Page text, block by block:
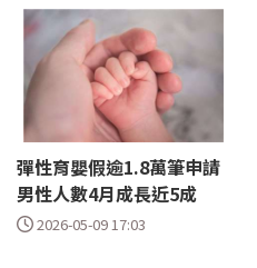
彈性育嬰假逾1.8萬筆申請
男性人數4月成長近5成
2026-05-09 17:03